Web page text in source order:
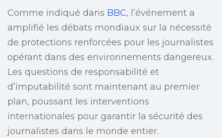
Comme indiqué dans BBC, l’événement a
amplifié les débats mondiaux sur la nécessité
de protections renforcées pour les journalistes
opérant dans des environnements dangereux.
Les questions de responsabilité et
d’imputabilité sont maintenant au premier
plan, poussant les interventions
internationales pour garantir la sécurité des
journalistes dans le monde entier.